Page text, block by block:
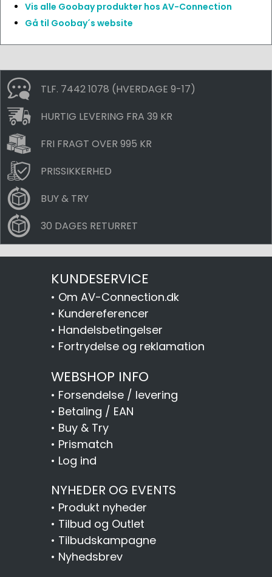
Vis alle Goobay produkter hos AV-Connection
Gå til Goobay´s website
TLF. 7442 1078 (HVERDAGE 9-17)
HURTIG LEVERING FRA 39 KR
FRI FRAGT OVER 995 KR
PRISSIKKERHED
BUY & TRY
30 DAGES RETURRET
KUNDESERVICE
• Om AV-Connection.dk
• Kundereferencer
• Handelsbetingelser
• Fortrydelse og reklamation
WEBSHOP INFO
• Forsendelse / levering
• Betaling / EAN
• Buy & Try
• Prismatch
• Log ind
NYHEDER OG EVENTS
• Produkt nyheder
• Tilbud og Outlet
• Tilbudskampagne
• Nyhedsbrev